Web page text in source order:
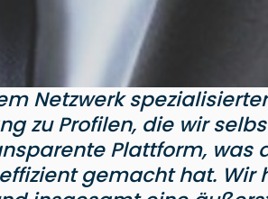
Netzwerk
zu Profilen, die wir
Plattform, was
gemacht hat. Wir